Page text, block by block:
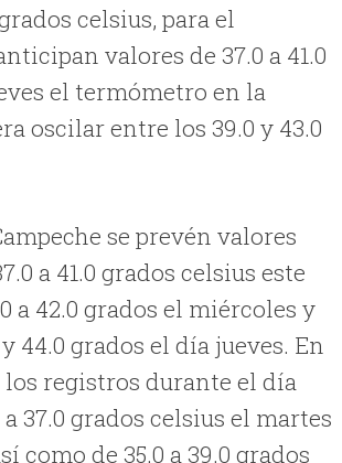
celsius, para el
valores de 37.0 a 41.0
el termómetro en la
oscilar entre los 39.0 y 43.0
se prevén valores
a 41.0 grados celsius este
a 42.0 grados el miércoles y
44.0 grados el día jueves. En
los registros durante el día
37.0 grados celsius el martes
como de 35.0 a 39.0 grados